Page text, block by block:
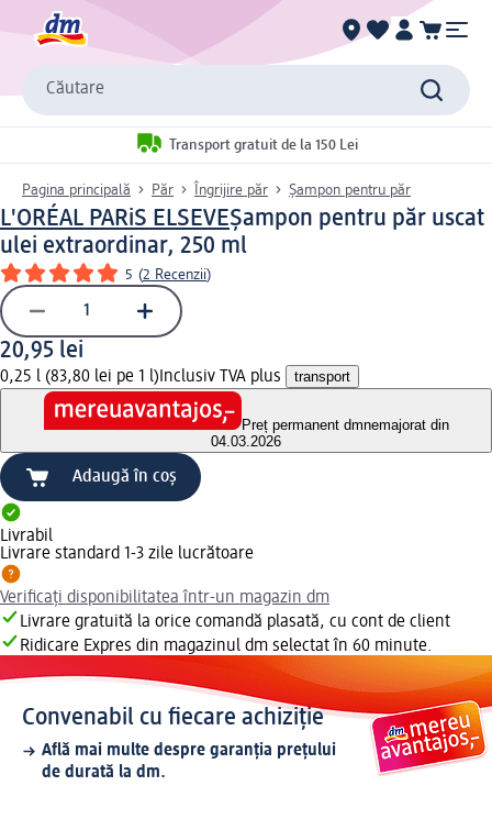
Căutare
Transport gratuit de la 150 Lei
Pagina principală Păr Îngrijire păr Șampon pentru păr
L'ORÉAL PARiS ELSEVEŞampon pentru păr uscat
ulei extraordinar, 250 ml
5 (2 Recenzii)
20,95 lei
0,25 l (83,80 lei pe 1 l) Inclusiv TVA plus transport
Preț permanent dmnemajorat din
04.03.2026
Adaugă în coș
Livrabil
Livrare standard 1-3 zile lucrătoare
Verificați disponibilitatea într-un magazin dm
Livrare gratuită la orice comandă plasată, cu cont de client
Ridicare Expres din magazinul dm selectat în 60 minute.
Convenabil cu fiecare achiziție
Află mai multe despre garanția prețului
de durată la dm.